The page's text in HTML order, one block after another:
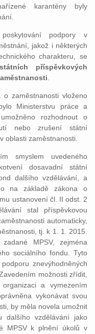
karantény byly
podpory v
jakož i některých
charakteru, se
příspěvkových
zaměstnanosti vloženo
Ministerstvu práce a
rozhodnout o
nebo zrušení státní
oblasti zaměstnanosti.
smyslem uvedeného
dosavadní státní
dalšího vzdělávání, a
na základě zákona o
ustanovení čl. II odst. 2
stal příspěvkovou
automaticky,
tj. k 1. 1. 2015.
MPSV, zejména
sociálního fondu. Tyto
znevýhodněných
možnosti zřídit,
a vymezením
vykonávat svou
by měla novela umožnit
dalšího vzdělávání jako
MPSV k plnění úkolů v